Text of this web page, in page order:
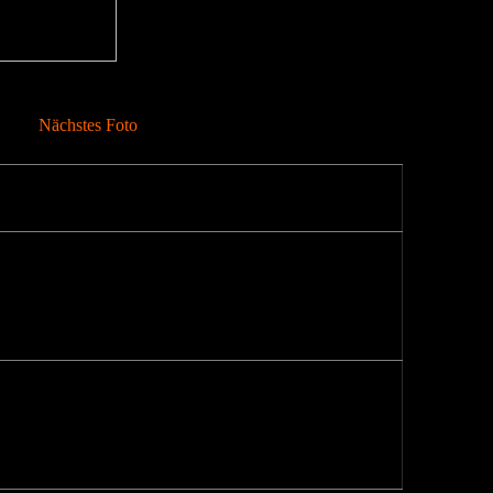
Nächstes Foto